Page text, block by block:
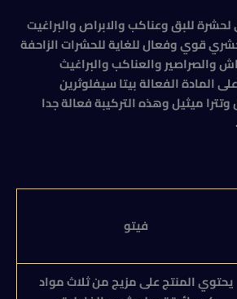
للبق وعناكب والابراص والبراغيت
حشري قوي وفعال للغاية للحشرات الزاحفة
والصراصير والعناكب والبراغيث
المادة الفعالة بيتا سيفلوثرين
ميثيل وهذه التركيبة فعالة جدا
فيتو
يحتوي المنتج على مزيج من ثلاث مواد